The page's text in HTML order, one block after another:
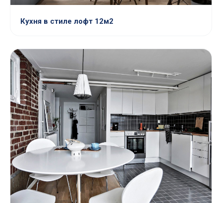
Кухня в стиле лофт 12м2